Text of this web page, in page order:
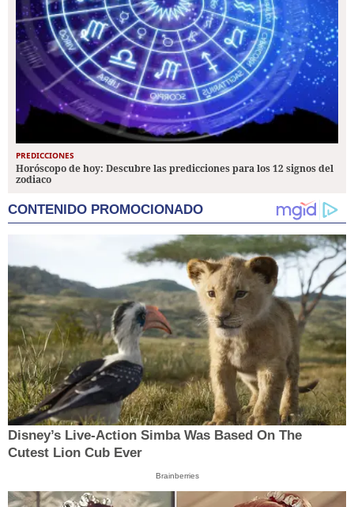
PREDICCIONES
Horóscopo de hoy: Descubre las predicciones para los 12 signos del
zodiaco
CONTENIDO PROMOCIONADO
Disney’s Live-Action Simba Was Based On The
Cutest Lion Cub Ever
Brainberries